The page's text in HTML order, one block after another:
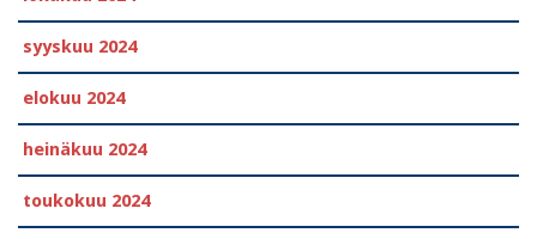
syyskuu 2024
elokuu 2024
heinäkuu 2024
toukokuu 2024